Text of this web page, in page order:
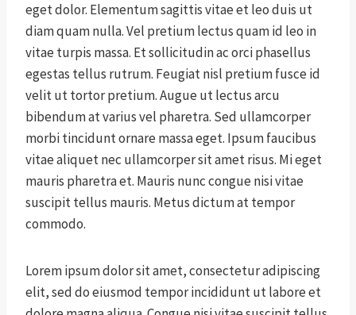
eget dolor. Elementum sagittis vitae et leo duis ut
diam quam nulla. Vel pretium lectus quam id leo in
vitae turpis massa. Et sollicitudin ac orci phasellus
egestas tellus rutrum. Feugiat nisl pretium fusce id
velit ut tortor pretium. Augue ut lectus arcu
bibendum at varius vel pharetra. Sed ullamcorper
morbi tincidunt ornare massa eget. Ipsum faucibus
vitae aliquet nec ullamcorper sit amet risus. Mi eget
mauris pharetra et. Mauris nunc congue nisi vitae
suscipit tellus mauris. Metus dictum at tempor
commodo.
Lorem ipsum dolor sit amet, consectetur adipiscing
elit, sed do eiusmod tempor incididunt ut labore et